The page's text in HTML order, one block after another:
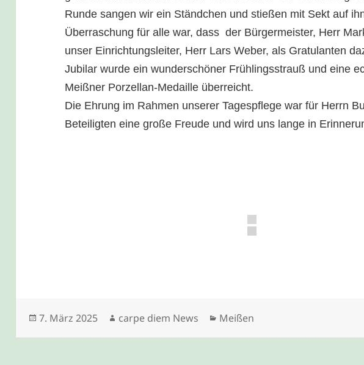
Runde sangen wir ein Ständchen und stießen mit Sekt auf
Überraschung für alle war, dass der Bürgermeister, Herr
unser Einrichtungsleiter, Herr Lars Weber, als Gratulanten
Jubilar wurde ein wunderschöner Frühlingsstrauß und eine
Meißner Porzellan-Medaille überreicht.
Die Ehrung im Rahmen unserer Tagespflege war für Herrn
Beteiligten eine große Freude und wird uns lange in
Veröffentlicht
7. März 2025 Autor
carpe diem News Kategorien
Meißen